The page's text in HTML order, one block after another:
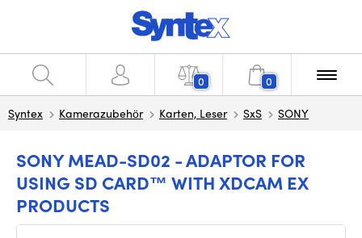
0 0
Syntex Kamerazubehör Karten, Leser SxS SONY
SONY MEAD-SD02 - ADAPTOR FOR
USING SD CARD™ WITH XDCAM EX
PRODUCTS